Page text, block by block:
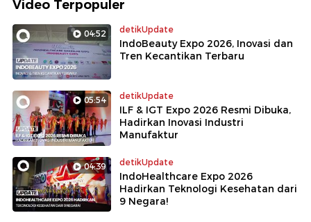
Video Terpopuler
04:52 detikUpdate
IndoBeauty Expo 2026, Inovasi dan
Tren Kecantikan Terbaru
05:54 detikUpdate
ILF & IGT Expo 2026 Resmi Dibuka,
Hadirkan Inovasi Industri
Manufaktur
04:39 detikUpdate
IndoHealthcare Expo 2026
Hadirkan Teknologi Kesehatan dari
9 Negara!